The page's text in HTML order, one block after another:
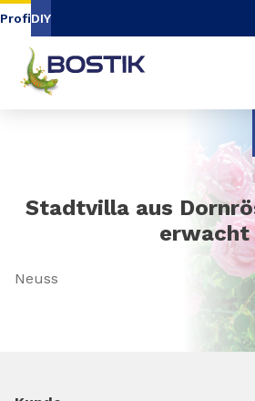
Inhalt
ProfiDIY
Stadtvilla aus
erwacht
Neuss